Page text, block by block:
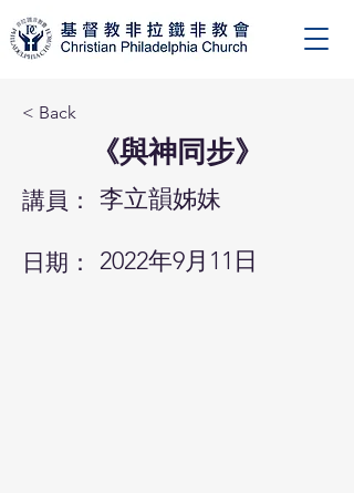
< Back
《與神同步》
講員： 李立韻姊妹
日期： 2022年9月11日